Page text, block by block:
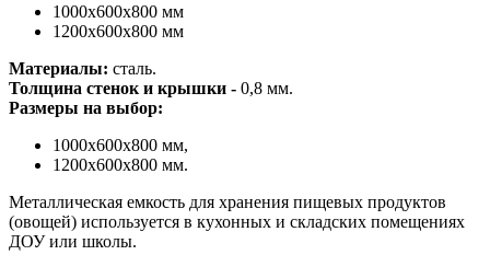
1000х600х800 мм
1200х600х800 мм
Материалы: сталь.
Толщина стенок и крышки - 0,8 мм.
Размеры на выбор:
1000х600х800 мм,
1200х600х800 мм.
Металлическая емкость для хранения пищевых продуктов
(овощей) используется в кухонных и складских помещениях
ДОУ или школы.